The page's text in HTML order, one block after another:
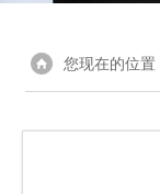
您现在的位置